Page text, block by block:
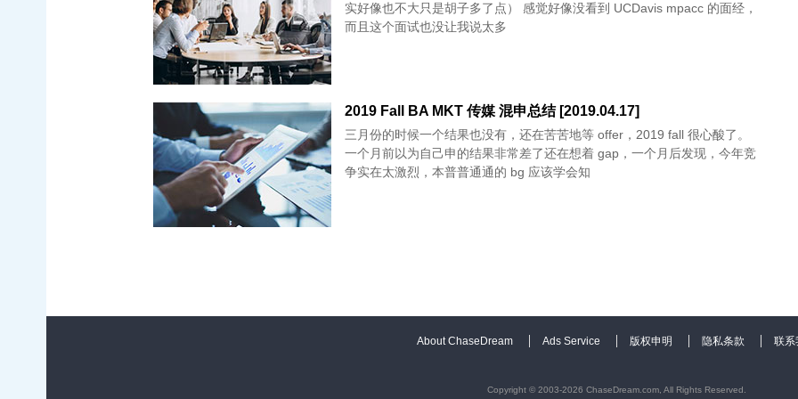
实好像也不大只是胡子多了点） 感觉好像没看到 UCDavis mpacc 的面经，
而且这个面试也没让我说太多
2019 Fall BA MKT 传媒 混申总结 [2019.04.17]
三月份的时候一个结果也没有，还在苦苦地等 offer，2019 fall 很心酸了。
一个月前以为自己申的结果非常差了还在想着 gap，一个月后发现，今年竞
争实在太激烈，本普普通通的 bg 应该学会知
About ChaseDream Ads Service 版权申明 隐私条款 联系
Copyright © 2003-2026 ChaseDream.com, All Rights Reserved.